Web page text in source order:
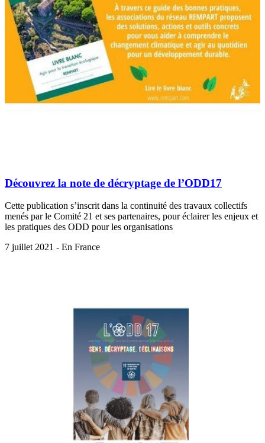
Découvrez la note de décryptage de l’ODD17
Cette publication s’inscrit dans la continuité des travaux collectifs
menés par le Comité 21 et ses partenaires, pour éclairer les enjeux et
les pratiques des ODD pour les organisations
7 juillet 2021 - En France